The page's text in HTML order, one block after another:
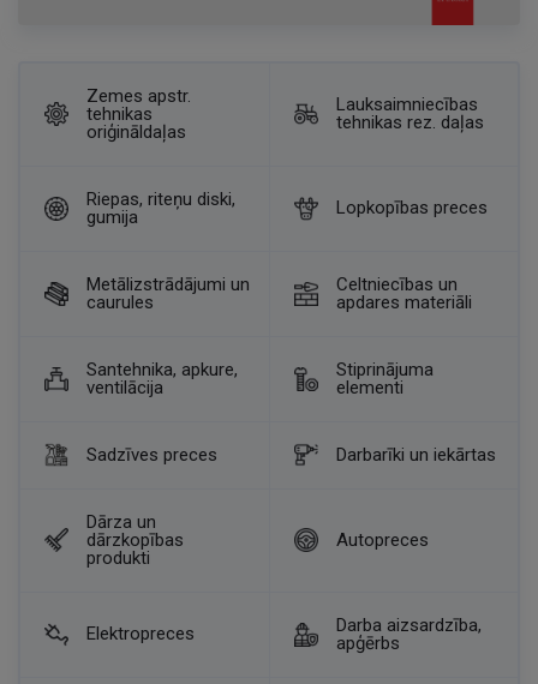
Zemes apstr.
tehnikas
oriģināldaļas
Lauksaimniecības
tehnikas rez. daļas
Riepas, riteņu diski,
gumija
Lopkopības preces
Metālizstrādājumi un
caurules
Celtniecības un
apdares materiāli
Santehnika, apkure,
ventilācija
Stiprinājuma
elementi
Sadzīves preces Darbarīki un iekārtas
Dārza un
dārzkopības
produkti
Autopreces
Elektropreces
Darba aizsardzība,
apģērbs